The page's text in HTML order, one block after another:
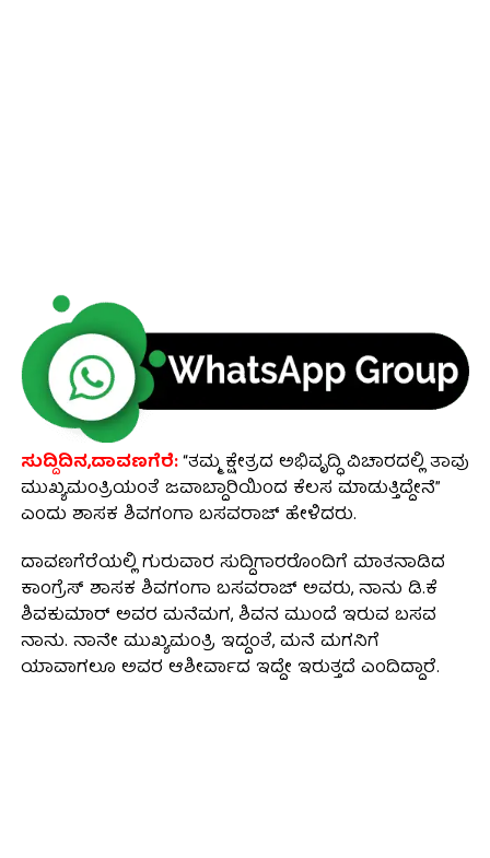
ಸುದ್ದಿದಿನ,ದಾವಣಗೆರೆ:“ತಮ್ಮ ಕ್ಷೇತ್ರದ ಅಭಿವೃದ್ಧಿ ವಿಚಾರದಲ್ಲಿ ತಾವು
ಮುಖ್ಯಮಂತ್ರಿಯಂತೆ ಜವಾಬ್ದಾರಿಯಿಂದ ಕೆಲಸ ಮಾಡುತ್ತಿದ್ದೇನೆ”
ಎಂದು ಶಾಸಕ ಶಿವಗಂಗಾ ಬಸವರಾಜ್ ಹೇಳಿದರು.
ದಾವಣಗೆರೆಯಲ್ಲಿ ಗುರುವಾರ ಸುದ್ದಿಗಾರರೊಂದಿಗೆ ಮಾತನಾಡಿದ
ಕಾಂಗ್ರೆಸ್ ಶಾಸಕ ಶಿವಗಂಗಾ ಬಸವರಾಜ್ ಅವರು, ನಾನು ಡಿ.ಕೆ
ಶಿವಕುಮಾರ್‌ ಅವರ ಮನೆಮಗ, ಶಿವನ ಮುಂದೆ ಇರುವ ಬಸವ
ನಾನು. ನಾನೇ ಮುಖ್ಯಮಂತ್ರಿ ಇದ್ದಂತೆ, ಮನೆ ಮಗನಿಗೆ
ಯಾವಾಗಲೂ ಅವರ ಆಶೀರ್ವಾದ ಇದ್ದೇ ಇರುತ್ತದೆ ಎಂದಿದ್ದಾರೆ.